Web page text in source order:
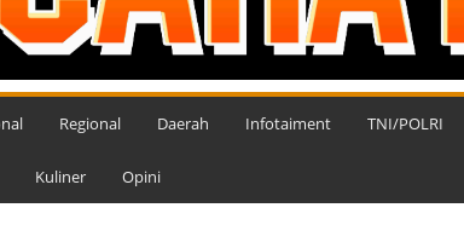
Regional Daerah Infotaiment TNI/POLRI
Kuliner Opini